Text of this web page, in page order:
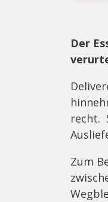
Der
recht.
Zum